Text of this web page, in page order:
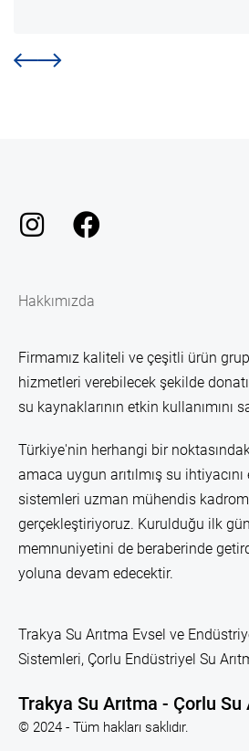
Hakkımızda
Firmamız kaliteli ve çeşitli ürün
hizmetleri verebilecek şekilde
su kaynaklarının etkin
Türkiye'nin herhangi bir
amaca uygun arıtılmış su
sistemleri uzman mühendis
gerçekleştiriyoruz. Kurulduğu ilk
memnuniyetini de beraberinde
yoluna devam edecektir.
Trakya Su Arıtma Evsel ve
Sistemleri, Çorlu Endüstriyel Su
Trakya Su Arıtma - Çorlu
© 2024 - Tüm hakları saklıdır.